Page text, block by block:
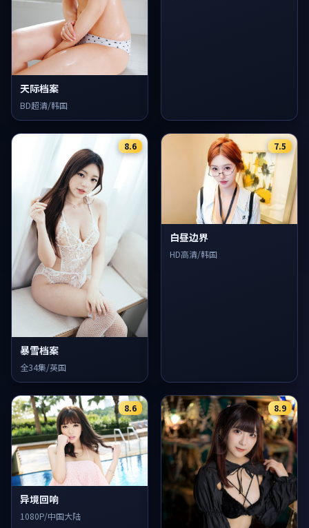
天际档案
BD超清/韩国
8.6
暴雪档案
全34集/英国
7.5
白昼边界
HD高清/韩国
8.6
异境回响
1080P/中国大陆
8.9